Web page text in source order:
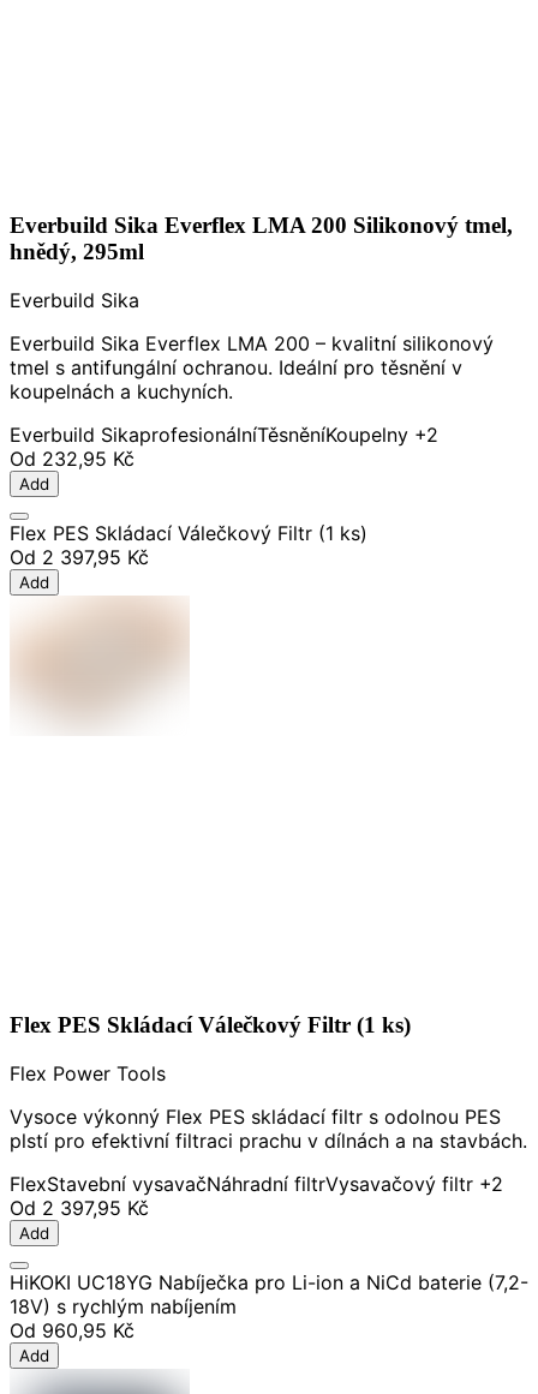
Everbuild Sika Everflex LMA 200 Silikonový tmel,
hnědý, 295ml
Everbuild Sika
Everbuild Sika Everflex LMA 200 – kvalitní silikonový
tmel s antifungální ochranou. Ideální pro těsnění v
koupelnách a kuchyních.
Everbuild SikaprofesionálníTěsněníKoupelny +2
Od 232,95 Kč
Add
Flex PES Skládací Válečkový Filtr (1 ks)
Od 2 397,95 Kč
Add
Flex PES Skládací Válečkový Filtr (1 ks)
Flex Power Tools
Vysoce výkonný Flex PES skládací filtr s odolnou PES
plstí pro efektivní filtraci prachu v dílnách a na stavbách.
FlexStavební vysavačNáhradní filtrVysavačový filtr +2
Od 2 397,95 Kč
Add
HiKOKI UC18YG Nabíječka pro Li-ion a NiCd baterie (7,2-
18V) s rychlým nabíjením
Od 960,95 Kč
Add